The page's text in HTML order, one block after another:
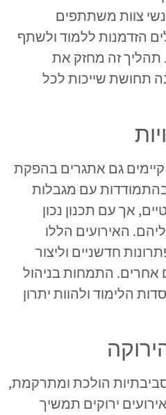
צוות משתתפים
הזדמנות ללמוד ולשתף
זה מחזק את
תחושת שייכות לכל
גם אתגרים בהפקת
בהתמודדות עם מגבלות
אך עם תכנון נכון
האירועים הללו
חדשניים וליצור
אחרים. התמחות בניהול
הלימוד ולהוות יתרון
הולכת ומתרקמת,
ירוקים תמשיך